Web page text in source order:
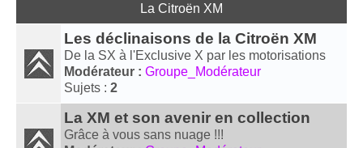
La Citroën XM
Les déclinaisons de la Citroën XM
De la SX à l'Exclusive X par les motorisations
Modérateur : Groupe_Modérateur
Sujets : 2
La XM et son avenir en collection
Grâce à vous sans nuage !!!